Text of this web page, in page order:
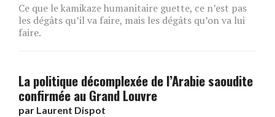
Ce que le kamikaze humanitaire guette, ce n’est pas
les dégâts qu’il va faire, mais les dégâts qu’on va lui
faire.
La politique décomplexée de l’Arabie saoudite
confirmée au Grand Louvre
par Laurent Dispot